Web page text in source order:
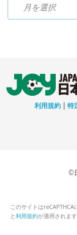
利用規約 | 特
©
このサイトは
と利用規約が適用されます